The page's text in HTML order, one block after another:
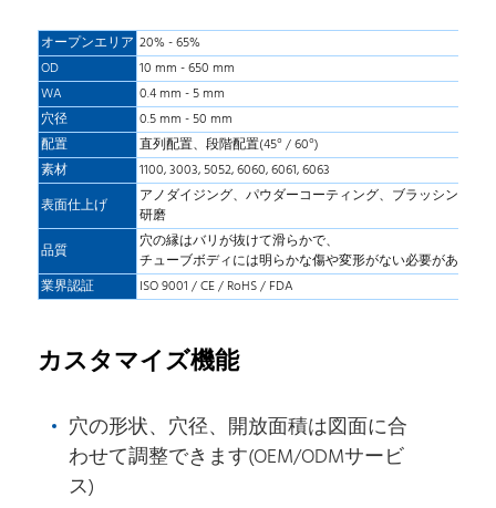
オープンエリア 20% - 65%
OD
10 mm - 650 mm
WA
0.4 mm - 5 mm
穴径
0.5 mm - 50 mm
配置
直列配置、段階配置(45° / 60°)
素材
1100, 3003, 5052, 6060, 6061, 6063
表面仕上げ
アノダイジング、パウダーコーティング、ブラッシング、
研磨
品質
穴の縁はバリが抜けて滑らかで、
チューブボディには明らかな傷や変形がない必要がありま
業界認証
ISO 9001 / CE / RoHS / FDA
カスタマイズ機能
穴の形状、穴径、開放面積は図面に合
わせて調整できます(OEM/ODMサービ
ス)